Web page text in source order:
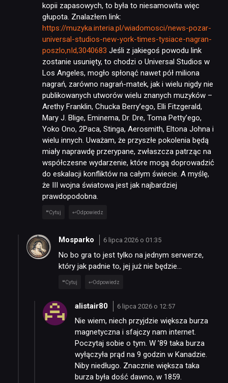
kopii zapasowych, to była to niesamowita więc
głupota. Znalazłem link:
https://muzyka.interia.pl/wiadomosci/news-pozar-
universal-studios-new-york-times-tysiace-nagran-
poszlo,nId,3040683 Jeśli z jakiegoś powodu link
zostanie usunięty, to chodzi o Universal Studios w
Los Angeles, mogło spłonąć nawet pół miliona
nagrań, zarówno nagrań-matek, jak i wielu nigdy nie
publikowanych utworów wielu znanych muzyków –
Arethy Franklin, Chucka Berry’ego, Elli Fitzgerald,
Mary J. Blige, Eminema, Dr. Dre, Toma Petty’ego,
Yoko Ono, 2Paca, Stinga, Aerosmith, Eltona Johna i
wielu innych. Uważam, że przyszłe pokolenia będą
miały naprawdę przerypane, zwłaszcza patrząc na
współczesne wydarzenie, które mogą doprowadzić
do eskalacji konfliktów na całym świecie. A myślę,
że III wojna światowa jest jak najbardziej
prawdopodobna.
Cytuj Odpowiedz
Mosparko 6 lipca 2026 o 01:35
No bo gra to jest tylko na jednym serwerze,
który jak padnie to, jej już nie będzie…
Cytuj Odpowiedz
alistair80 6 lipca 2026 o 12:57
Nie wiem, niech przyjdzie większa burza
magnetyczna i sfajczy nam internet.
Poczytaj sobie o tym. W ’89 taka burza
wyłączyła prąd na 9 godzin w Kanadzie.
Niby niedługo. Znacznie większa taka
burza była dość dawno, w 1859.